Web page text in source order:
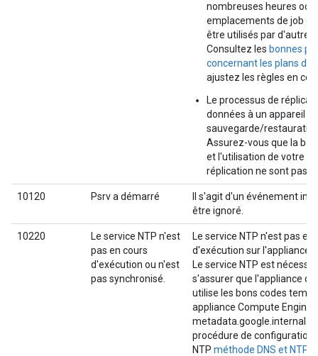
nombreuses heures
emplacements de job
être utilisés par d'autres
Consultez les bonnes
concernant les plans de
ajustez les règles en
Le processus de
données à un appareil de
sauvegarde/
Assurez-vous que la
et l'utilisation de votre
réplication ne sont pas
10120 Psrv a démarré
Il s'agit d'un événement
être ignoré.
10220
Le service NTP n'est
pas en cours
d'exécution ou n'est
pas synchronisé.
Le service NTP n'est pas en
d'exécution sur l'appliance
Le service NTP est
s'assurer que l'appliance
utilise les bons codes
appliance Compute Engine
metadata.google.internal.
procédure de configuration
NTP méthode DNS et NTP